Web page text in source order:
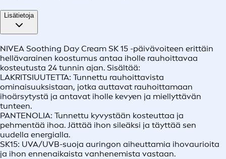
Lisätietoja
NIVEA Soothing Day Cream SK 15 -päivävoiteen erittäin
hellävarainen koostumus antaa iholle rauhoittavaa
kosteutusta 24 tunnin ajan. Sisältää:
LAKRITSIUUTETTA: Tunnettu rauhoittavista
ominaisuuksistaan, jotka auttavat rauhoittamaan
ihoärsytystä ja antavat iholle kevyen ja miellyttävän
tunteen.
PANTENOLIA: Tunnettu kyvystään kosteuttaa ja
pehmentää ihoa. Jättää ihon sileäksi ja täyttää sen
uudella energialla.
SK15: UVA/UVB-suoja auringon aiheuttamia ihovaurioita
ja ihon ennenaikaista vanhenemista vastaan.